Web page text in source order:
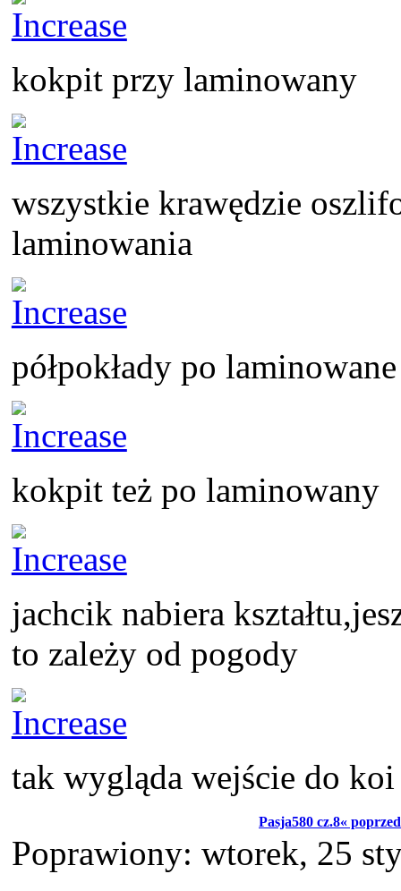
kokpit przy laminowany
wszystkie krawędzie
laminowania
półpokłady po laminowane
kokpit też po laminowany
jachcik nabiera
to zależy od pogody
tak wygląda wejście do
Pasja580 cz.8«
Poprawiony: wtorek, 25